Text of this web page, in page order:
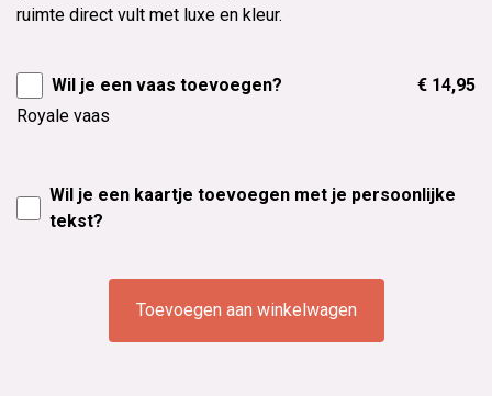
ruimte direct vult met luxe en kleur.
Wil je een vaas toevoegen?
Royale vaas
€ 14,95
Wil je een kaartje toevoegen met je persoonlijke
tekst?
Toevoegen aan winkelwagen